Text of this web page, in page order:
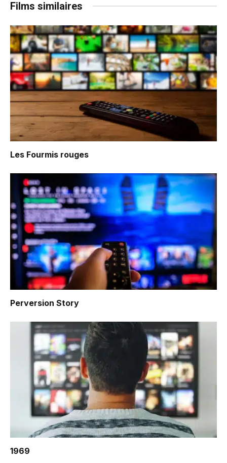
Films similaires
Les Fourmis rouges
Perversion Story
1969